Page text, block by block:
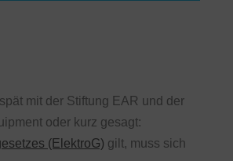
mit der Stiftung EAR und der
oder kurz gesagt:
(ElektroG) gilt, muss sich